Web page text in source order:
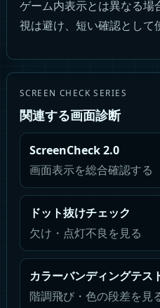
ゲーム内表示とは異なる場
視は避け、短い確認として
SCREEN CHECK SERIES
関連する画面診断
ScreenCheck 2.0
画面表示を総合確認する
ドット抜けチェック
欠け・点灯不良を見る
カラーバンディングテス
階調飛び・色の段差を見